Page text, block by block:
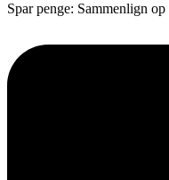
Spar penge: Sammenlign